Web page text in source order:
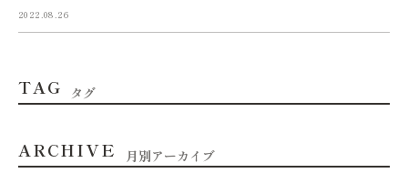
2022.08.26
TAG タグ
ARCHIVE 月別アーカイブ